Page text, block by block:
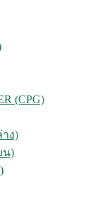
(CPG)
ง)
น)